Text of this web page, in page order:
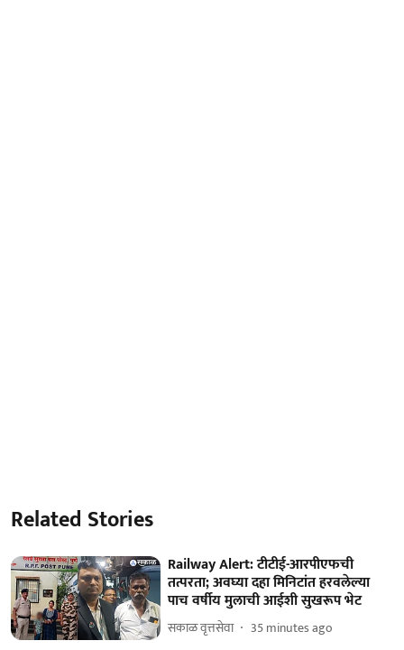
Related Stories
Railway Alert: टीटीई-आरपीएफची
तत्परता; अवघ्या दहा मिनिटांत हरवलेल्या
पाच वर्षीय मुलाची आईशी सुखरूप भेट
सकाळ वृत्तसेवा 35 minutes ago